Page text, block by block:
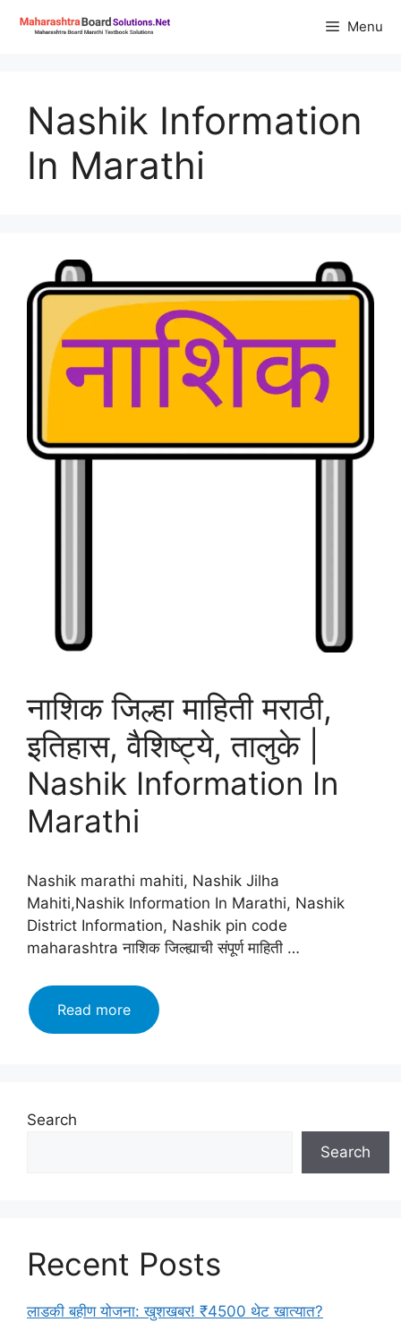
Menu
Nashik Information
In Marathi
नाशिक जिल्हा माहिती मराठी,
इतिहास, वैशिष्ट्ये, तालुके |
Nashik Information In
Marathi
Nashik marathi mahiti, Nashik Jilha
Mahiti,Nashik Information In Marathi, Nashik
District Information, Nashik pin code
maharashtra नाशिक जिल्ह्याची संपूर्ण माहिती …
Read moreनाशिक
जिल्हा
Search
Search
Recent Posts
लाडकी बहीण योजना: खुशखबर! ₹4500 थेट खात्यात?